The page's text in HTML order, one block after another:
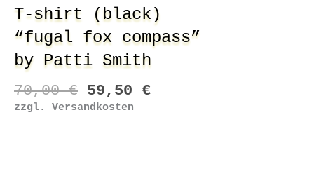
T-shirt (black)
“fugal fox compass”
by Patti Smith
70,00€ Ursprünglicher
Preis
59,50 €Aktueller
zzgl. Versandkosten